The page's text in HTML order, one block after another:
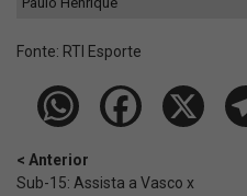
Fonte: RTI Esporte
< Anterior
Sub-15: Assista a Vasco x